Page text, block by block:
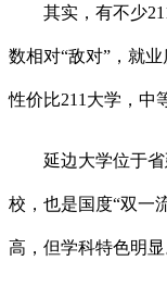
其实，有不少211
数相对“敌对”，就
性价比211大学，中
延边大学位于省
校，也是国度“双一
高，但学科特色明显